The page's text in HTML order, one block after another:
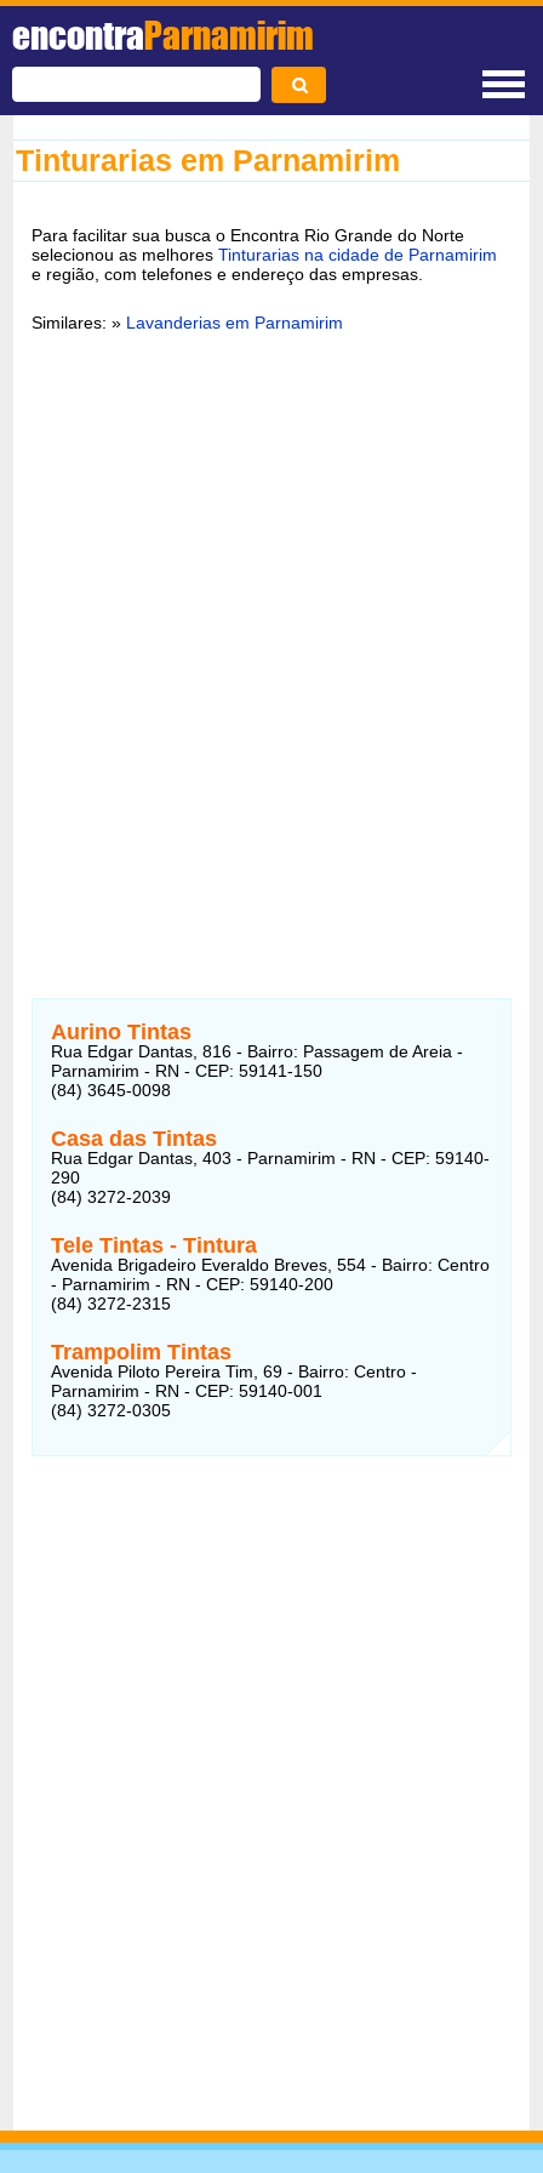
encontraParnamirim
Tinturarias em Parnamirim
Para facilitar sua busca o Encontra Rio Grande do Norte
selecionou as melhoresTinturarias na cidade de Parnamirim
e região, com telefones e endereço das empresas.
Similares: » Lavanderias em Parnamirim
Aurino Tintas
Rua Edgar Dantas, 816 - Bairro: Passagem de Areia -
Parnamirim - RN - CEP: 59141-150
(84) 3645-0098
Casa das Tintas
Rua Edgar Dantas, 403 - Parnamirim - RN - CEP: 59140-
290
(84) 3272-2039
Tele Tintas - Tintura
Avenida Brigadeiro Everaldo Breves, 554 - Bairro: Centro
- Parnamirim - RN - CEP: 59140-200
(84) 3272-2315
Trampolim Tintas
Avenida Piloto Pereira Tim, 69 - Bairro: Centro -
Parnamirim - RN - CEP: 59140-001
(84) 3272-0305